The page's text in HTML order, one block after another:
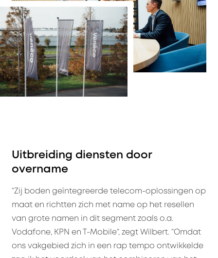
Uitbreiding diensten door
overname
“Zij boden geïntegreerde telecom-oplossingen op
maat en richtten zich met name op het resellen
van grote namen in dit segment zoals o.a.
Vodafone, KPN en T-Mobile”, zegt Wilbert. “Omdat
ons vakgebied zich in een rap tempo ontwikkelde